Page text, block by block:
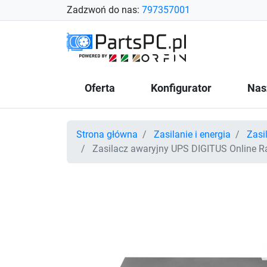
Zadzwoń do nas: 797357001
Oferta Konfigurator
Strona główna Zasilanie i energia
Zasilacz awaryjny UPS DIGITUS Online